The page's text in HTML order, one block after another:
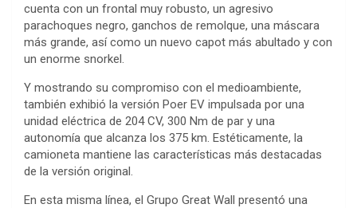
cuenta con un frontal muy robusto, un agresivo
parachoques negro, ganchos de remolque, una máscara
más grande, así como un nuevo capot más abultado y con
un enorme snorkel.
Y mostrando su compromiso con el medioambiente,
también exhibió la versión Poer EV impulsada por una
unidad eléctrica de 204 CV, 300 Nm de par y una
autonomía que alcanza los 375 km. Estéticamente, la
camioneta mantiene las características más destacadas
de la versión original.
En esta misma línea, el Grupo Great Wall presentó una